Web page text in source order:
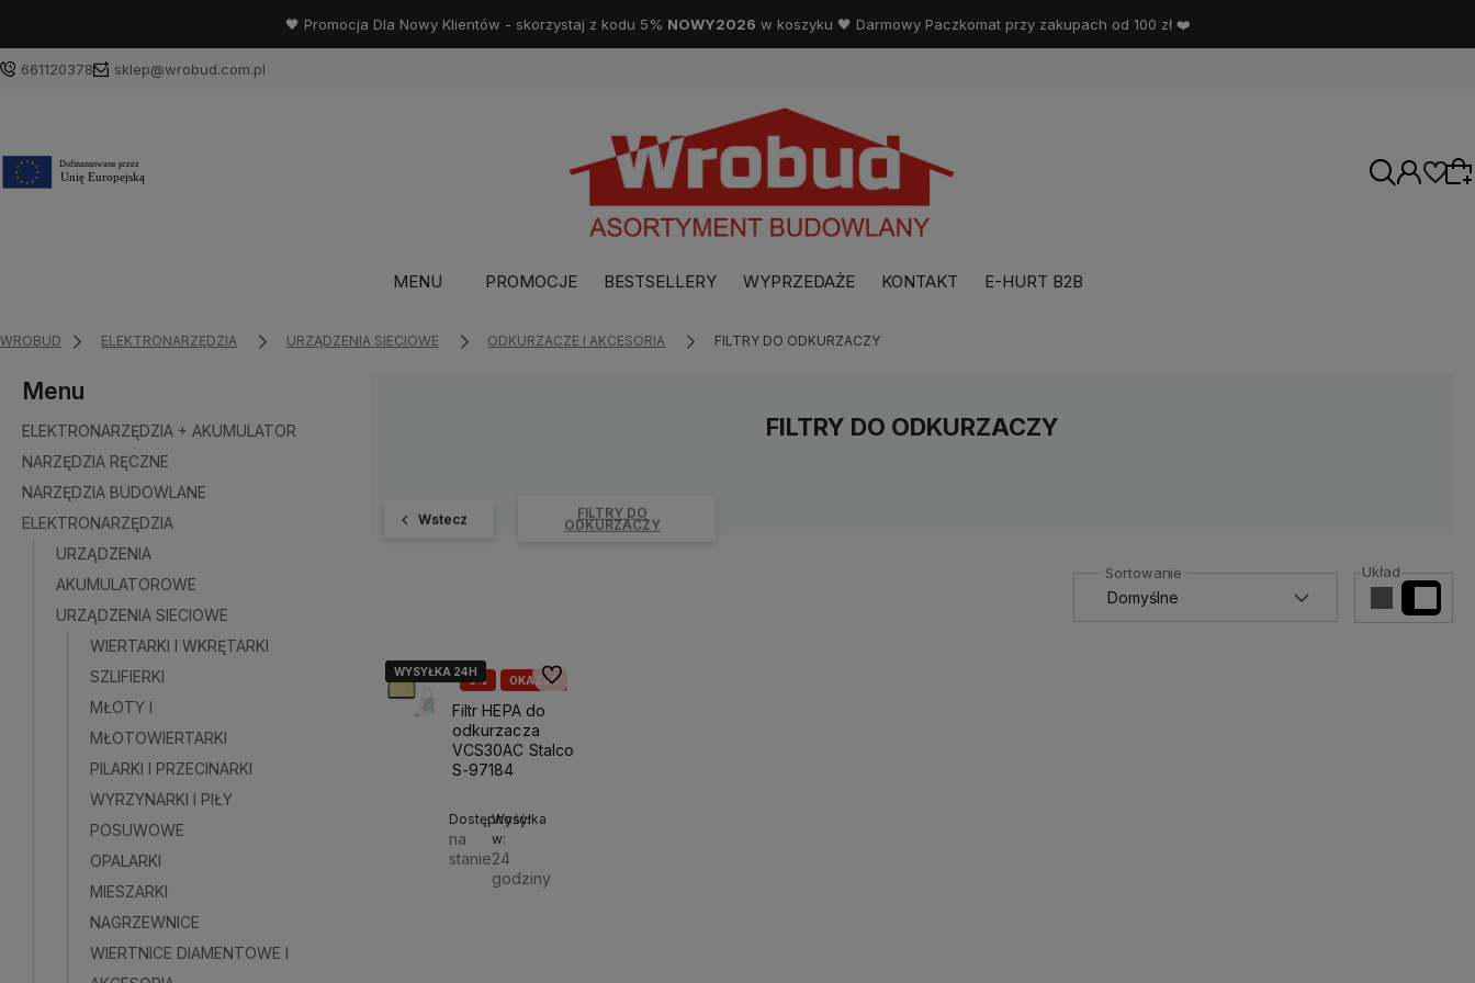
🖤 Promocja Dla Nowy Klientów - skorzystaj z kodu 5% NOWY2026 w koszyku 🖤 Darmowy Paczkomat przy zakupach od 100 zł ❤️
661120378 sklep@wrobud.com.pl
MENU PROMOCJE BESTSELLERY WYPRZEDAŻE KONTAKT E-HURT B2B
WROBUD ELEKTRONARZĘDZIA URZĄDZENIA SIECIOWE ODKURZACZE I AKCESORIA FILTRY DO ODKURZACZY
Menu
ELEKTRONARZĘDZIA + AKUMULATOR
NARZĘDZIA RĘCZNE
NARZĘDZIA BUDOWLANE
ELEKTRONARZĘDZIA
URZĄDZENIA
AKUMULATOROWE
URZĄDZENIA SIECIOWE
WIERTARKI I WKRĘTARKI
SZLIFIERKI
MŁOTY I
MŁOTOWIERTARKI
PILARKI I PRZECINARKI
WYRZYNARKI I PIŁY
POSUWOWE
OPALARKI
MIESZARKI
NAGRZEWNICE
WIERTNICE DIAMENTOWE I
FILTRY DO ODKURZACZY
Wstecz FILTRY DO
ODKURZACZY
Układ
6% OKAZJA
WYSYŁKA 24H
WYSYŁKA 24H
Filtr HEPA do
odkurzacza
VCS30AC Stalco
S-97184
Dostępność:
na
stanie
Wysyłka
w:
24
godziny
Do ulubionych